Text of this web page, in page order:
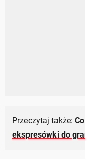
Przeczytaj także:
ekspresówki do